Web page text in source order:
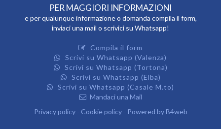
PER MAGGIORI INFORMAZIONI
e per qualunque informazione o domanda compila il form,
inviaci una mail o scrivici su Whatsapp!
Compila il form
Scrivi su Whatsapp (Valenza)
Scrivi su Whatsapp (Tortona)
Scrivi su Whatsapp (Elba)
Scrivi su Whatsapp (Casale M.to)
Mandaci una Mail
Privacy policy- Cookie policy- Powered by B4web